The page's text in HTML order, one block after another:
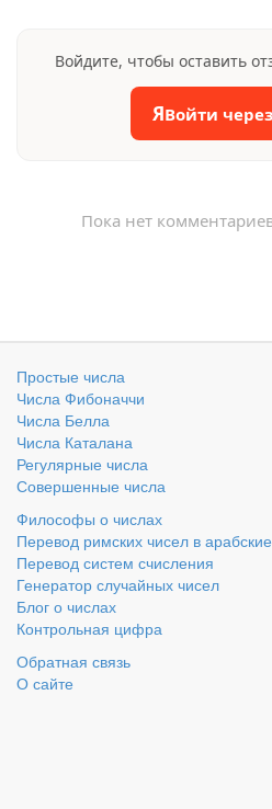
Войдите, чтобы оставить
ЯВойти
Пока нет
Простые числа
Числа Фибоначчи
Числа Белла
Числа Каталана
Регулярные числа
Совершенные числа
Философы о числах
Перевод римских чисел в арабские
Перевод систем счисления
Генератор случайных чисел
Блог о числах
Контрольная цифра
Обратная связь
О сайте